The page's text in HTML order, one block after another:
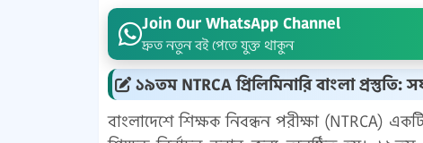
Join Our WhatsApp Channel
দ্রুত নতুন বই পেতে যুক্ত থাকুন
১৯তম NTRCA প্রিলিমিনারি বাংলা প্রস্তুতি:
বাংলাদেশে শিক্ষক নিবন্ধন পরীক্ষা (NTRCA)